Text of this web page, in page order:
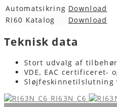
Automatsikring Download
RI60 Katalog
Download
Teknisk data
Stort udvalg af
VDE, EAC certificeret-
RI63N C6